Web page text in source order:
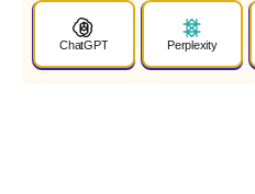
ChatGPT Perplexity